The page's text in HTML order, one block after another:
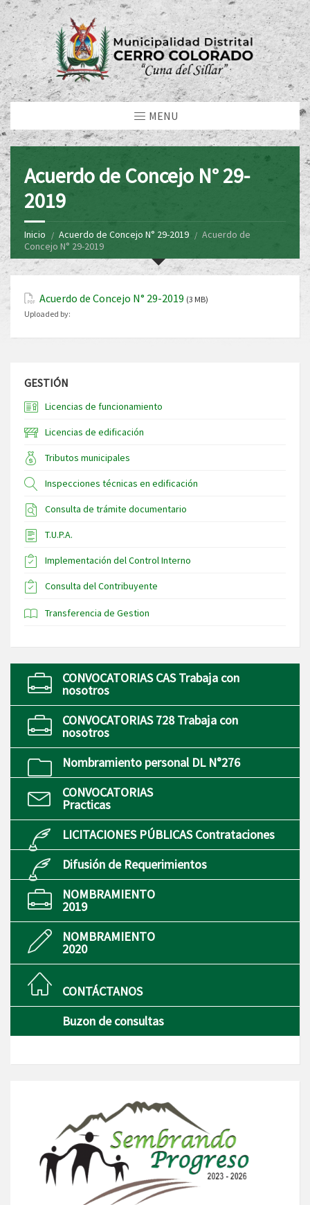
MENU
Acuerdo de Concejo N° 29-
2019
Inicio Acuerdo de Concejo N° 29-2019
Acuerdo de
Concejo N° 29-2019
Acuerdo de Concejo N° 29-2019 (3 MB)
Uploaded by:
GESTIÓN
Licencias de funcionamiento
Licencias de edificación
Tributos municipales
Inspecciones técnicas en edificación
Consulta de trámite documentario
T.U.P.A.
Implementación del Control Interno
Consulta del Contribuyente
Transferencia de Gestion
CONVOCATORIAS CAS Trabaja con
nosotros
CONVOCATORIAS 728 Trabaja con
nosotros
Nombramiento personal DL N°276
CONVOCATORIAS
Practicas
LICITACIONES PÚBLICAS Contrataciones
Difusión de Requerimientos
NOMBRAMIENTO
2019
NOMBRAMIENTO
2020
CONTÁCTANOS
Buzon de consultas